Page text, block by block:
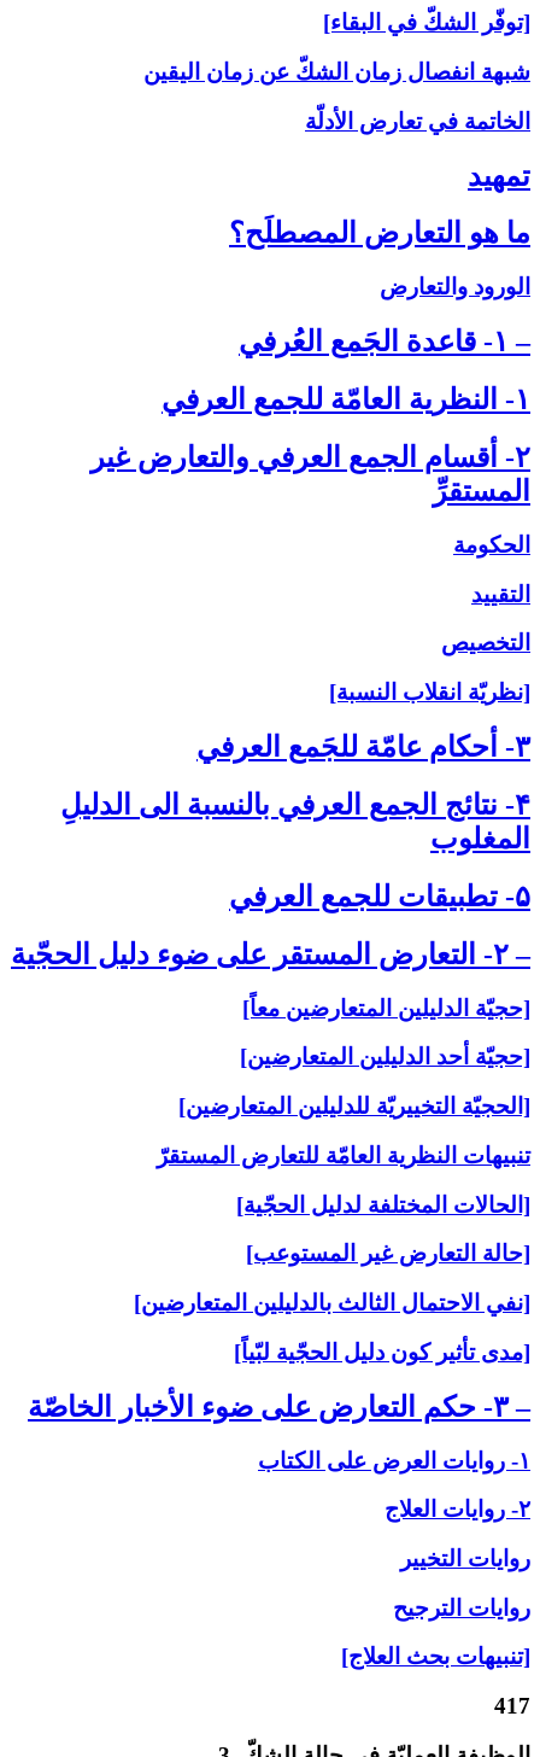
[توفّر الشكّ في البقاء]
شبهة انفصال زمان الشكّ عن زمان اليقين
الخاتمة في تعارض الأدلّة
تمهيد
ما هو التعارض المصطلَح؟
الورود والتعارض
– ۱- قاعدة الجَمع العُرفي‏
۱- النظرية العامّة للجمع العرفي‏
۲- أقسام الجمع العرفي والتعارض غير
المستقرِّ
الحكومة
التقييد
التخصيص
[نظريّة انقلاب النسبة]
۳- أحكام عامّة للجَمع العرفي‏
۴- نتائج الجمع العرفي بالنسبة الى‏ الدليلِ
المغلوب‏
۵- تطبيقات للجمع العرفي‏
– ۲- التعارض المستقر على‏ ضوء دليل الحجّية
[حجيّة الدليلين المتعارضين معاً]
[حجيّة أحد الدليلين المتعارضين]
[الحجيّة التخييريّة للدليلين المتعارضين]
تنبيهات النظرية العامّة للتعارض المستقرّ
[الحالات المختلفة لدليل الحجّية]
[حالة التعارض غير المستوعب]
[نفي الاحتمال الثالث بالدليلين المتعارضين]
[مدى تأثير كون دليل الحجّية لبّياً]
– ۳- حكم التعارض على‏ ضوء الأخبار الخاصّة
۱- روايات العرض على‏ الكتاب
۲- روايات العلاج‏
روايات التخيير
روايات الترجيح
[تنبيهات بحث العلاج]
417